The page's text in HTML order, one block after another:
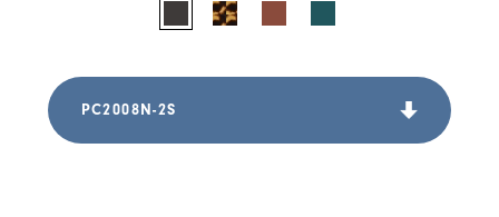
PC2008N-2S